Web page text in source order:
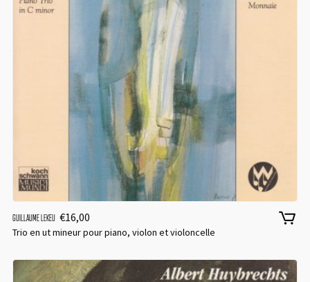
GUILLAUME LEKEU €16,00
Trio en ut mineur pour piano, violon et violoncelle